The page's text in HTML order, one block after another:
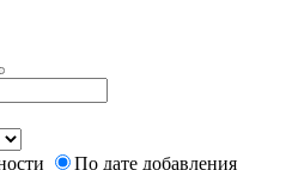
По дате добавления